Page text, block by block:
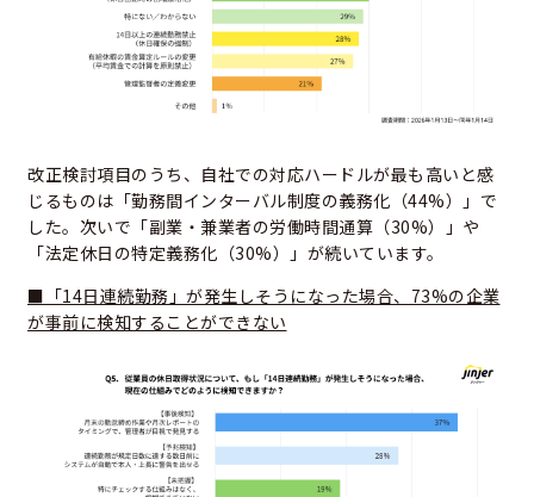
改正検討項目のうち、自社での対応ハードルが最も高いと感
じるものは「勤務間インターバル制度の義務化（44%）」で
した。次いで「副業・兼業者の労働時間通算（30%）」や
「法定休日の特定義務化（30%）」が続いています。
■「14日連続勤務」が発生しそうになった場合、73%の企業
が事前に検知することができない